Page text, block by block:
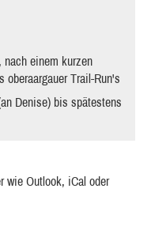
einem kurzen
Trail-Run's
Denise) bis spätestens
wie Outlook, iCal oder